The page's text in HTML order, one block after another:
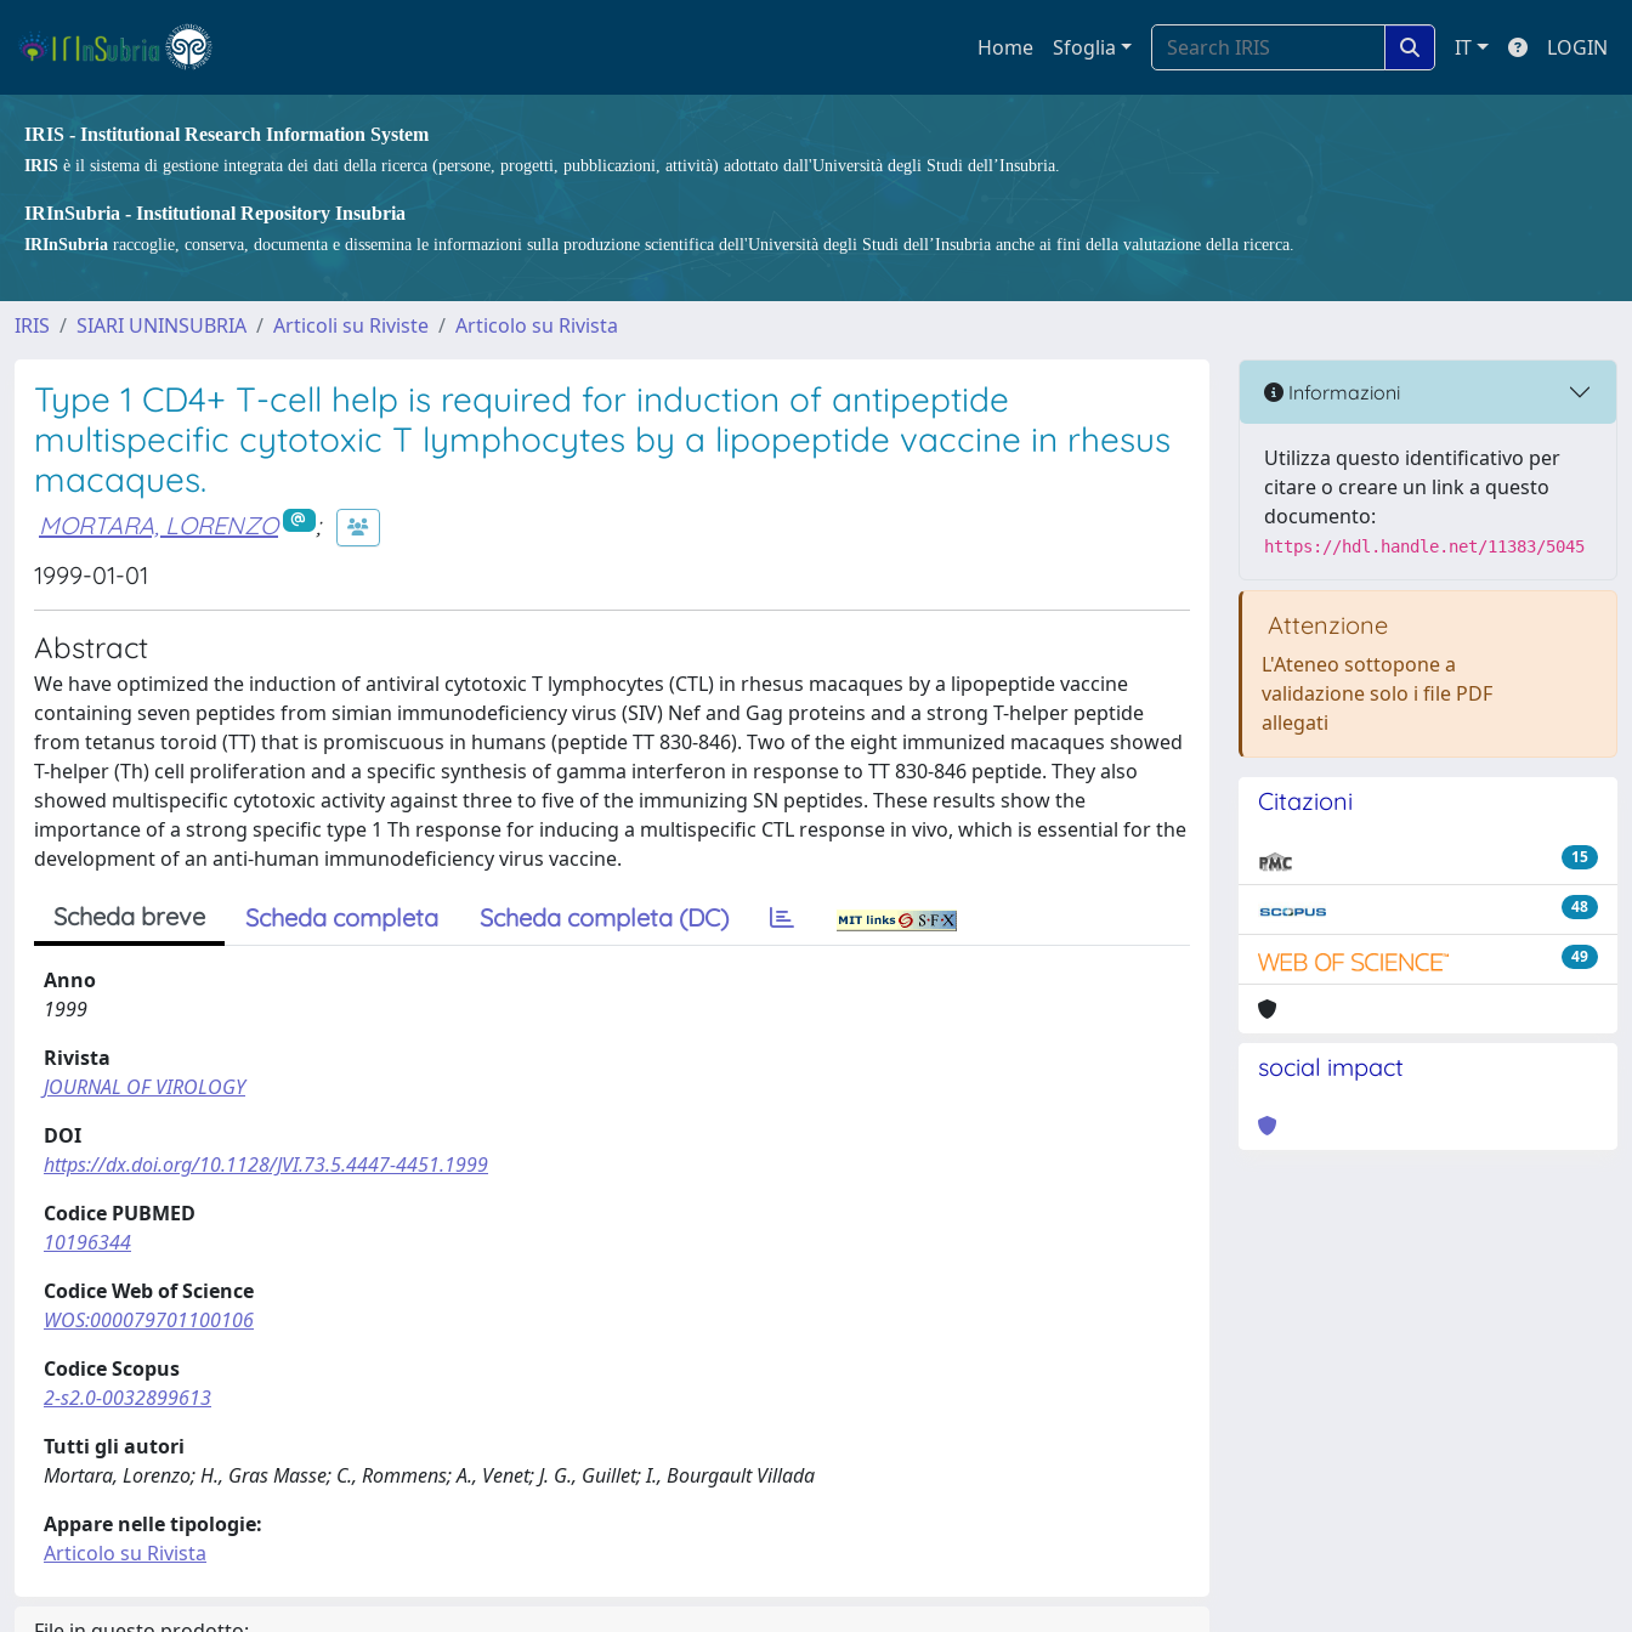
Home Sfoglia IT LOGIN
IRIS - Institutional Research Information System
IRIS è il sistema di gestione integrata dei dati della ricerca (persone, progetti, pubblicazioni, attività) adottato dall'Università degli Studi dell’Insubria.
IRInSubria - Institutional Repository Insubria
IRInSubria raccoglie, conserva, documenta e dissemina le informazioni sulla produzione scientifica dell'Università degli Studi dell’Insubria anche ai fini della valutazione della ricerca.
IRIS SIARI UNINSUBRIA Articoli su Riviste Articolo su Rivista
Type 1 CD4+ T-cell help is required for induction of antipeptide
multispecific cytotoxic T lymphocytes by a lipopeptide vaccine in rhesus
macaques.
MORTARA, LORENZO
;
1999-01-01
Abstract
We have optimized the induction of antiviral cytotoxic T lymphocytes (CTL) in rhesus macaques by a lipopeptide vaccine
containing seven peptides from simian immunodeficiency virus (SIV) Nef and Gag proteins and a strong T-helper peptide
from tetanus toroid (TT) that is promiscuous in humans (peptide TT 830-846). Two of the eight immunized macaques showed
T-helper (Th) cell proliferation and a specific synthesis of gamma interferon in response to TT 830-846 peptide. They also
showed multispecific cytotoxic activity against three to five of the immunizing SN peptides. These results show the
importance of a strong specific type 1 Th response for inducing a multispecific CTL response in vivo, which is essential for the
development of an anti-human immunodeficiency virus vaccine.
Scheda breve Scheda completa Scheda completa (DC)
Anno
1999
Rivista
JOURNAL OF VIROLOGY
DOI
https://dx.doi.org/10.1128/JVI.73.5.4447-4451.1999
Codice PUBMED
10196344
Codice Web of Science
WOS:000079701100106
Codice Scopus
2-s2.0-0032899613
Tutti gli autori
Mortara, Lorenzo; H., Gras Masse; C., Rommens; A., Venet; J. G., Guillet; I., Bourgault Villada
Appare nelle tipologie:
Articolo su Rivista
Informazioni
Utilizza questo identificativo per
citare o creare un link a questo
documento:
https://hdl.handle.net/11383/5045
Attenzione
L'Ateneo sottopone a
validazione solo i file PDF
allegati
Citazioni
15
48
49
social impact